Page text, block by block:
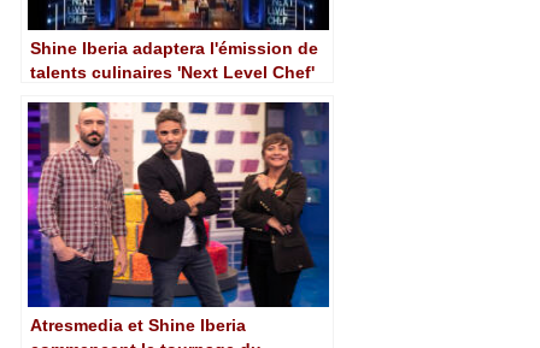
Shine Iberia adaptera l'émission de
talents culinaires 'Next Level Chef'
Atresmedia et Shine Iberia